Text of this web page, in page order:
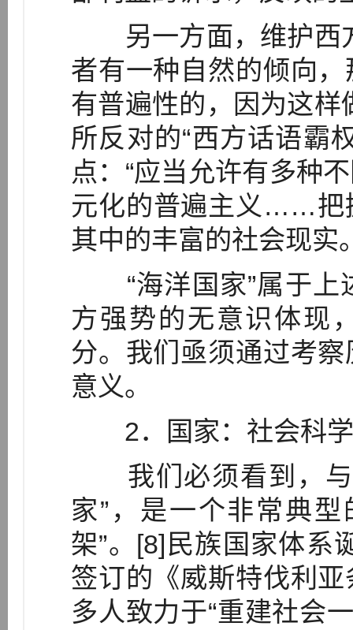
另一方面，维护西
者有一种自然的倾向
有普遍性的，因为这样
所反对的“西方话语霸
点：“应当允许有多种
元化的普遍主义……把
其中的丰富的社会现实
“海洋国家”属于上
方强势的无意识体现
分。我们亟须通过考
意义。
2．国家：社会科学
我们必须看到，与
家”，是一个非常典
架”。[8]民族国家体系
签订的《威斯特伐利
多人致力于“重建社会